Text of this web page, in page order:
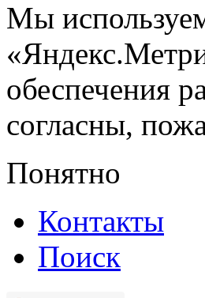
Мы
обеспечения
согласны,
Понятно
Контакты
Поиск